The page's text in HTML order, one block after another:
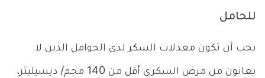
للحامل
يجب أن تكون معدلات السكر لدى الحوامل الذين لا
يعانون من مرض السكري أقل من 140 مجم/ ديسيليتر،